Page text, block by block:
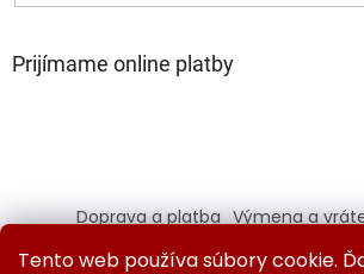
Tento web používa súbory cookie.
Prijímame online platby
Doprava a platba Výmena a
Ochrana osobných